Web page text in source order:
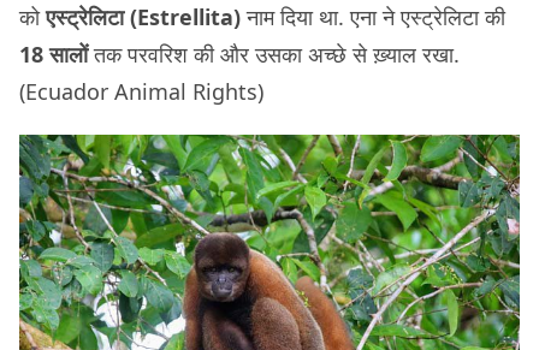
कोएस्ट्रेलिटा (Estrellita)नाम दिया था. एना ने एस्ट्रेलिटा की
18 सालोंतक परवरिश की और उसका अच्छे से ख़्याल रखा.
(Ecuador Animal Rights)